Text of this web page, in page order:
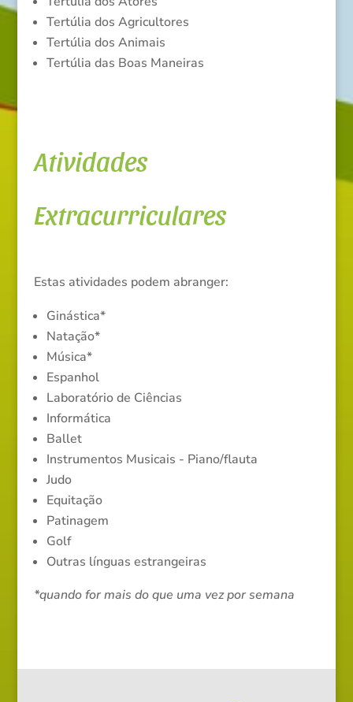
Tertúlia dos Agricultores
Tertúlia dos Animais
Tertúlia das Boas Maneiras
Atividades
Extracurriculares
Estas atividades podem abranger:
Ginástica*
Natação*
Música*
Espanhol
Laboratório de Ciências
Informática
Ballet
Instrumentos Musicais - Piano/flauta
Judo
Equitação
Patinagem
Golf
Outras línguas estrangeiras
*quando for mais do que uma vez por semana